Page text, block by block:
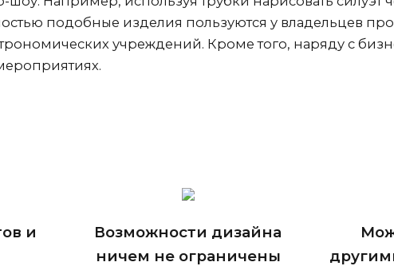
подобные изделия пользуются у владельцев
учреждений. Кроме того, наряду с
и
Возможности дизайна
ничем не ограничены